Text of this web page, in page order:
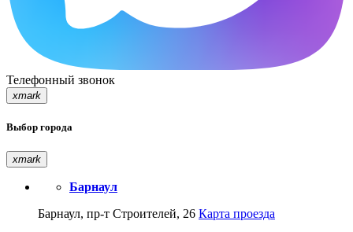
Телефонный звонок
xmark
Выбор города
xmark
Барнаул
Барнаул, пр-т Строителей, 26 Карта проезда